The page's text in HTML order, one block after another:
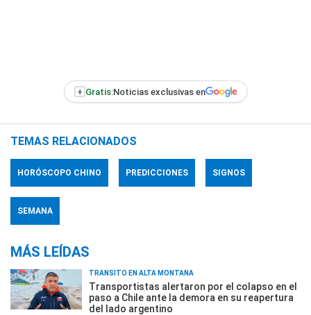
+ Gratis:Noticias exclusivas en
TEMAS RELACIONADOS
HORÓSCOPO CHINO PREDICCIONES SIGNOS
SEMANA
MÁS LEÍDAS
TRÁNSITO EN ALTA MONTAÑA
Transportistas alertaron por el colapso en el
paso a Chile ante la demora en su reapertura
del lado argentino